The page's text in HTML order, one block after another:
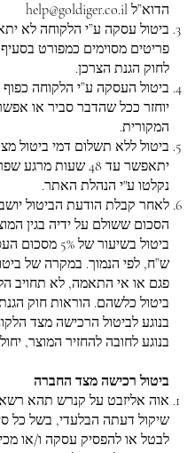
הדוא”ל help@goldiger.co.il
ביטול עסקה ע”י הלקוחה לא
לחוק הגנת הצרכן.
ביטול העסקה ע”י הלקוחה
יוחזר ככל שהדבר סביר או
המקורית.
ביטול ללא תשלום דמי ביטול
יתאפשר עד 48 שעות
נקלטו ע"י הנהלת האתר.
לאחר קבלת הודעת הביטול
הסכום ששולם על ידיה בגין
ש”ח, לפי הנמוך. במקרה של
פגם או אי התאמה, לא תחויב
ביטול כלשהם. הוראות חוק
בנוגע לביטול הרכישה מצד
בנוגע לחובה להחזיר המוצר,
ביטול רכישה מצד החברה
אוה אליזבט על קנרש תהא
שיקול דעתה הבלעדי, בשל כל
לבטל או להפסיק עסקה ו/או